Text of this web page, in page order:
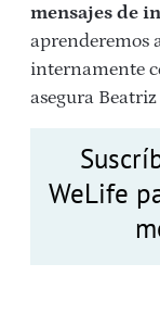
mensajes de
aprenderemos
internamente
asegura
WeLife